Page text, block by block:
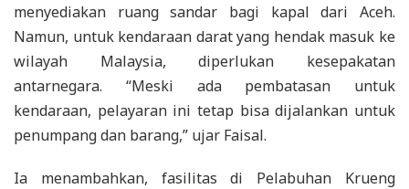
menyediakan ruang sandar bagi kapal dari Aceh.
Namun, untuk kendaraan darat yang hendak masuk ke
wilayah Malaysia, diperlukan kesepakatan
antarnegara. “Meski ada pembatasan untuk
kendaraan, pelayaran ini tetap bisa dijalankan untuk
penumpang dan barang,” ujar Faisal.
Ia menambahkan, fasilitas di Pelabuhan Krueng